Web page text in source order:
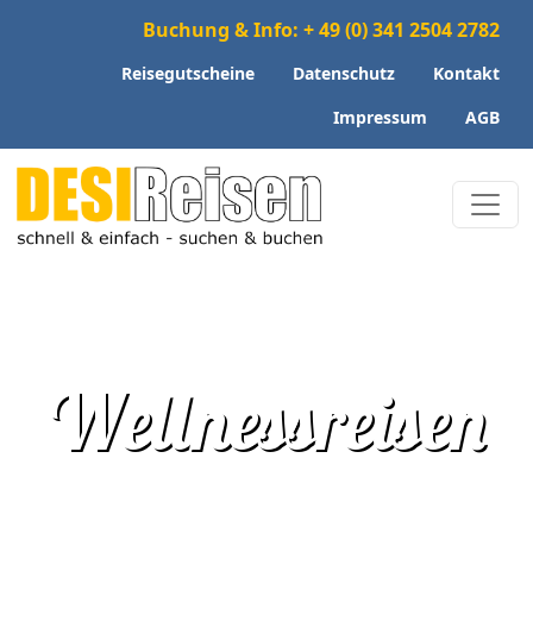
Buchung & Info: + 49 (0) 341 2504 2782
Reisegutscheine Datenschutz
Kontakt
Impressum
AGB
Wellnessreisen